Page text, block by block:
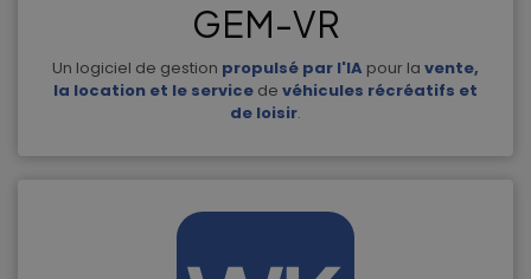
GEM-VR
Un logiciel de gestion propulsé par l'IA pour la vente,
la location et le service de véhicules récréatifs et
de loisir.